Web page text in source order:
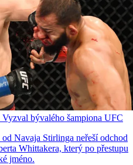
bývalého šampiona UFC
Navaja Stirlinga neřeší odchod
Whittakera, který po přestupu
jméno.